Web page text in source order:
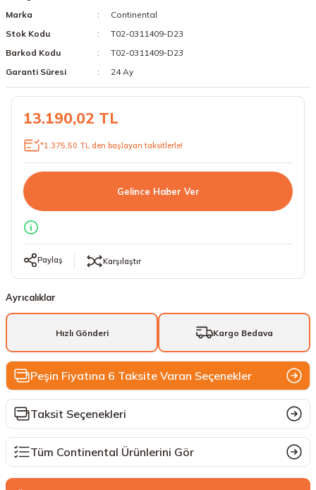
19 Lastikler
20 Lastikler
23 Lastikler
Marka
Continental
Stok Kodu
T02-0311409-D23
Barkod Kodu
T02-0311409-D23
Garanti Süresi
24 Ay
13.190,02 TL
*1.375,50 TL den başlayan taksitlerle!
Gelince Haber Ver
Paylaş Karşılaştır
Ayrıcalıklar
Hızlı Gönderi Kargo Bedava
Peşin Fiyatına 6 Taksite Varan Seçenekler
Taksit Seçenekleri
Tüm Continental Ürünlerini Gör